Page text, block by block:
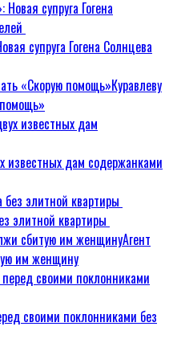
супруга Гогена Солнцева
Куравлеву
известных дам содержанками
элитной квартиры
Агент
им женщину
своими поклонниками без